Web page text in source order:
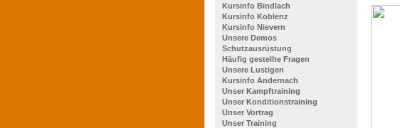
Kursinfo Bindlach
Kursinfo Koblenz
Kursinfo Nievern
Unsere Demos
Schutzausrüstung
Häufig gestellte Fragen
Unsere Lustigen
Kursinfo Andernach
Unser Kampftraining
Unser Konditionstraining
Unser Vortrag
Unser Training